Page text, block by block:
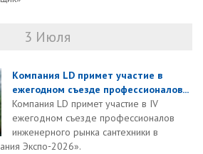
3 Июля
Компания LD примет участие в
ежегодном съезде профессионалов...
Компания LD примет участие в IV
ежегодном съезде профессионалов
инженерного рынка сантехники в
Экспо‑2026».